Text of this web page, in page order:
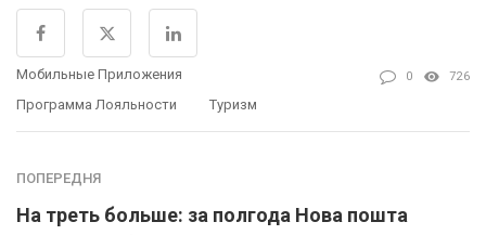
Мобильные Приложения
Программа Лояльности
Туризм
0 726
ПОПЕРЕДНЯ
На треть больше: за полгода Нова пошта